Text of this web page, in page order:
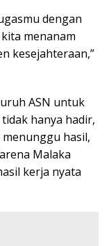
dengan
menanam
kesejahteraan,”
ASN untuk
hanya hadir,
hasil,
Malaka
kerja nyata